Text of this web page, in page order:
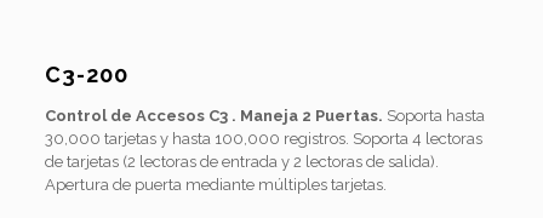
C3-200
Control de Accesos C3 . Maneja 2 Puertas. Soporta hasta
30,000 tarjetas y hasta 100,000 registros. Soporta 4 lectoras
de tarjetas (2 lectoras de entrada y 2 lectoras de salida).
Apertura de puerta mediante múltiples tarjetas.